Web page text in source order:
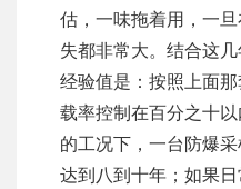
估，一味拖着用，一
失都非常大。结合这
经验值是：按照上面
载率控制在百分之十
的工况下，一台防爆
达到八到十年；如果